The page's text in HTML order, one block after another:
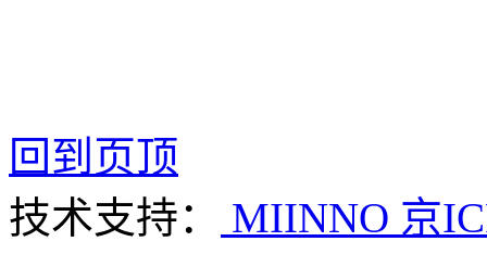
回到页顶
技术支持：
MIINNO 京